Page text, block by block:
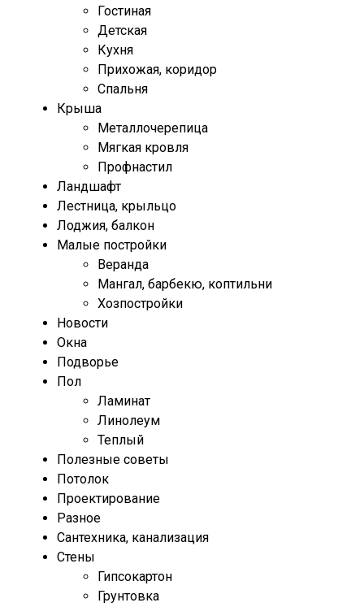
Гостиная
Детская
Кухня
Прихожая, коридор
Спальня
Крыша
Металлочерепица
Мягкая кровля
Профнастил
Ландшафт
Лестница, крыльцо
Лоджия, балкон
Малые постройки
Веранда
Мангал, барбекю, коптильни
Хозпостройки
Новости
Окна
Подворье
Пол
Ламинат
Линолеум
Теплый
Полезные советы
Потолок
Проектирование
Разное
Сантехника, канализация
Стены
Гипсокартон
Грунтовка